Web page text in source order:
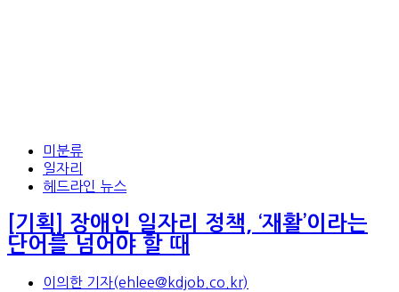
미분류
일자리
헤드라인 뉴스
[기획] 장애인 일자리 정책, ‘재활’이라는
단어를 넘어야 할 때
이의한 기자(ehlee@kdjob.co.kr)